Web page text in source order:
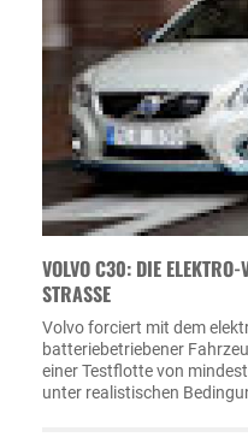
VOLVO C30: DIE
STRASSE
Volvo forciert mit dem
batteriebetriebener
einer Testflotte von
unter realistischen